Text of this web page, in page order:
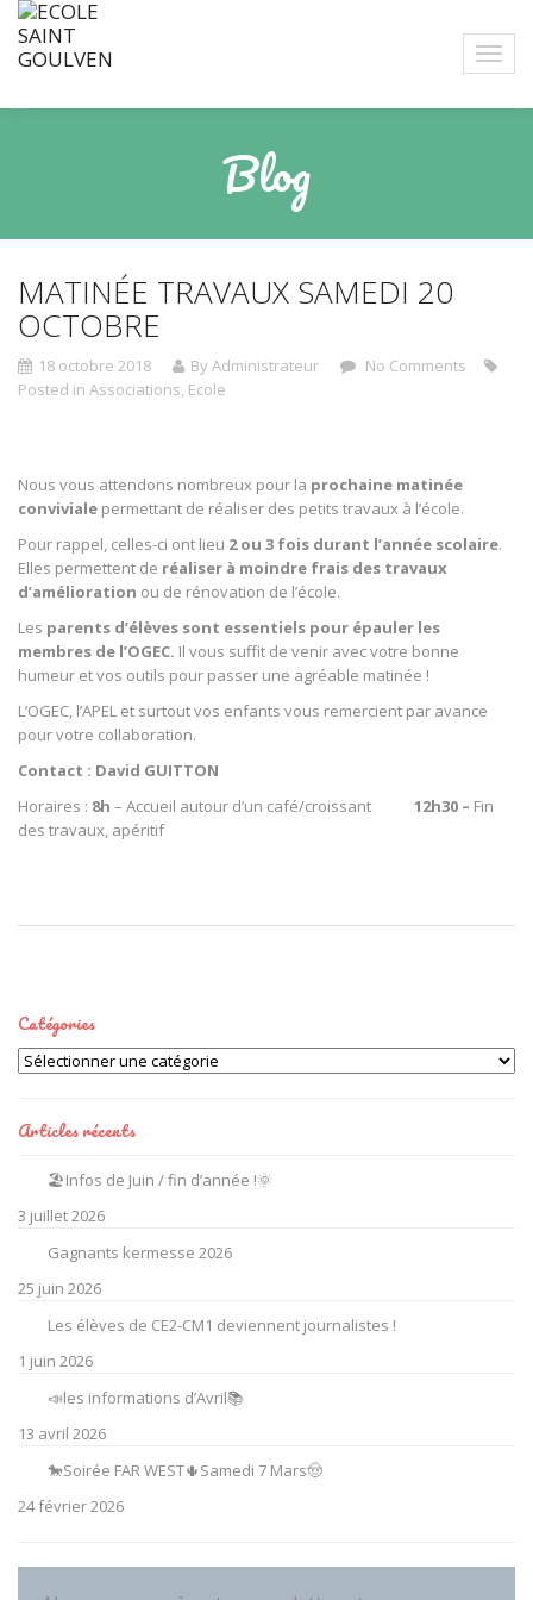
Blog
MATINÉE TRAVAUX SAMEDI 20
OCTOBRE
18 octobre 2018 By Administrateur
No Comments
Posted in Associations, Ecole
Nous vous attendons nombreux pour la prochaine matinée
conviviale permettant de réaliser des petits travaux à l’école.
Pour rappel, celles-ci ont lieu 2 ou 3 fois durant l’année scolaire.
Elles permettent de réaliser à moindre frais des travaux
d’amélioration ou de rénovation de l’école.
Les parents d’élèves sont essentiels pour épauler les
membres de l’OGEC. Il vous suffit de venir avec votre bonne
humeur et vos outils pour passer une agréable matinée !
L’OGEC, l’APEL et surtout vos enfants vous remercient par avance
pour votre collaboration.
Contact : David GUITTON
Horaires : 8h – Accueil autour d’un café/croissant 12h30 – Fin
des travaux, apéritif
Catégories
Catégories
Articles récents
🏖️Infos de Juin / fin d’année !🌞
3 juillet 2026
Gagnants kermesse 2026
25 juin 2026
Les élèves de CE2-CM1 deviennent journalistes !
1 juin 2026
📣les informations d’Avril📚
13 avril 2026
🐎Soirée FAR WEST🌵Samedi 7 Mars🤠
24 février 2026